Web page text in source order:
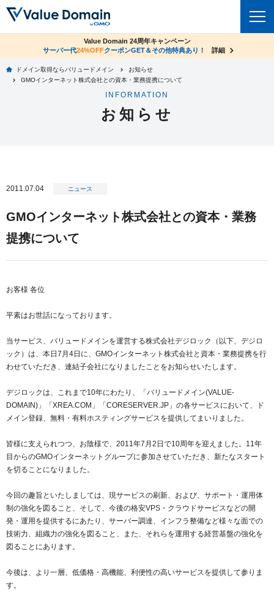
ドメイントップ
.jpドメインオークション
gTLDオークション
.jpドメインバックオーダー
プレミアムドメイン
人気ドメインの種類
レンタルサーバー
XREA
Oneレンタルサーバー
サイトロック
ドメインコンシェルジュ
Value AI Writer
お知らせ サポート
マニュアル
お問い合わせ
従来のバリュードメインをご利用希望の方
外部サービスでの登録が一部未対応（Google等）
おすすめ One レンタルサーバーを含む最新の機能を使う方
Value Domain Oneにログイン
Google Yahoo!
Value Domainユーザー登録
外部サービスでの登録が一部未対応（Google等）
おすすめ One レンタルサーバーを含む最新の機能を使う方
co.jpドメイン✕コアサーバーV2ビジネス応援キャンペーン
サーバー料金1年間無料
詳細
Value Domain 24周年キャンペーン
サーバー代24%OFFクーポンGET＆その他特典あり！ 詳細
ドメイン取得ならバリュードメイン
お知らせ
GMOインターネット株式会社との資本・業務提携について
INFORMATION
お知らせ
2011.07.04 ニュース
GMOインターネット株式会社との資本・業務
提携について
お客様 各位
平素はお世話になっております。
当サービス、バリュードメインを運営する株式会社デジロック（以下、デジロ
ック）は、本日7月4日に、GMOインターネット株式会社と資本・業務提携を行
わせていただき、連結子会社になりましたことをお知らせいたします。
デジロックは、これまで10年にわたり、「バリュードメイン(VALUE-
DOMAIN)」「XREA.COM」「CORESERVER.JP」の各サービスにおいて、ド
メイン登録、無料・有料ホスティングサービスを提供してまいりました。
皆様に支えられつつ、お陰様で、2011年7月2日で10周年を迎えました。11年
目からのGMOインターネットグループに参加させていただき、新たなスタート
を切ることになりました。
今回の趣旨といたしましては、現サービスの刷新、および、サポート・運用体
制の強化を図ること、そして、今後の格安VPS・クラウドサービスなどの開
発・運用を提供するにあたり、サーバー調達、インフラ整備など様々な面での
技術力、組織力の強化を図ること、また、それらを運用する経営基盤の強化を
図ることにあります。
今後は、より一層、低価格・高機能、利便性の高いサービスを提供して参りま
す。